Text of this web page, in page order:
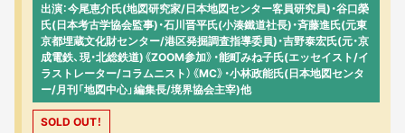
出演：今尾恵介氏(地図研究家/日本地図センター客員研究員)・谷口榮
氏(日本考古学協会監事)・石川晋平氏(小湊鐵道社長)・斉藤進氏(元東
京都埋蔵文化財センター/港区発掘調査指導委員)・吉野泰宏氏(元・京
成電鉄、現・北総鉄道)《ZOOM参加》・能町みね子氏(エッセイスト/イ
ラストレーター/コラムニスト）《MC》・小林政能氏(日本地図センタ
ー/月刊「地図中心」編集長/境界協会主宰)他
SOLD OUT！